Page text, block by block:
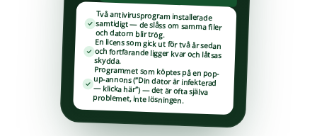
Två antivirusprogram installerade
samtidigt — de slåss om samma filer
och datorn blir trög.
En licens som gick ut för två år sedan
och fortfarande ligger kvar och låtsas
skydda.
Programmet som köptes på en pop-
up-annons (”Din dator är infekterad
— klicka här”) — det är ofta själva
problemet, inte lösningen.